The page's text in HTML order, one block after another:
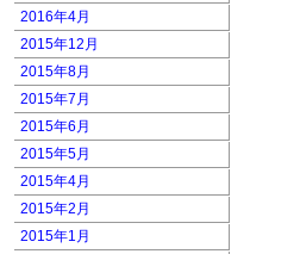
2016年4月
2015年12月
2015年8月
2015年7月
2015年6月
2015年5月
2015年4月
2015年2月
2015年1月